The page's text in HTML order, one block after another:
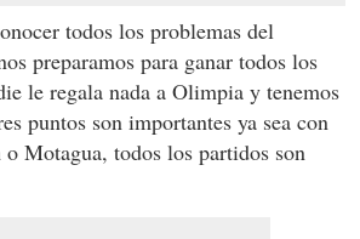
todos los problemas del
preparamos para ganar todos los
le regala nada a Olimpia y tenemos
puntos son importantes ya sea con
Motagua, todos los partidos son